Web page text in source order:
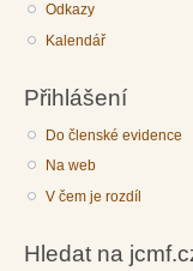
Odkazy
Kalendář
Přihlášení
Do členské evidence
Na web
V čem je rozdíl
Hledat na